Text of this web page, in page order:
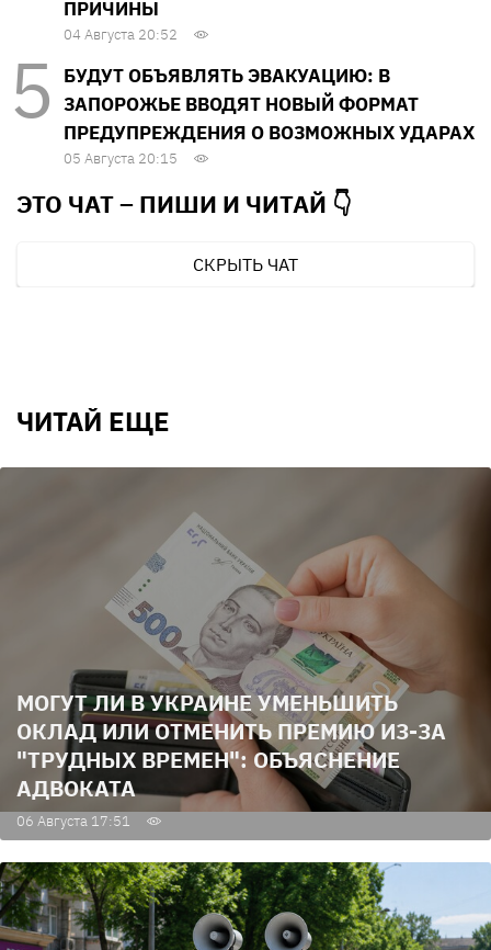
ПРИЧИНЫ
04 Августа 20:52
БУДУТ ОБЪЯВЛЯТЬ ЭВАКУАЦИЮ: В
ЗАПОРОЖЬЕ ВВОДЯТ НОВЫЙ ФОРМАТ
ПРЕДУПРЕЖДЕНИЯ О ВОЗМОЖНЫХ УДАРАХ
05 Августа 20:15
ЭТО ЧАТ – ПИШИ И ЧИТАЙ 👇
СКРЫТЬ ЧАТ
ЧИТАЙ ЕЩЕ
МОГУТ ЛИ В УКРАИНЕ УМЕНЬШИТЬ
ОКЛАД ИЛИ ОТМЕНИТЬ ПРЕМИЮ ИЗ-ЗА
"ТРУДНЫХ ВРЕМЕН": ОБЪЯСНЕНИЕ
АДВОКАТА
06 Августа 17:51